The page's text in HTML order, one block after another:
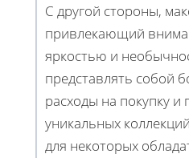
С другой стороны,
привлекающий
яркостью и
представлять собой
расходы на покупку и
уникальных
для некоторых